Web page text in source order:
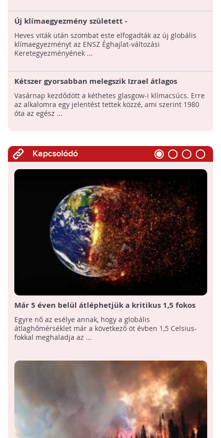
Új klímaegyezmény született -
Kompromisszumokkal
Heves viták után szombat este elfogadták az új globális
klímaegyezményt az ENSZ Éghajlat-változási
Keretegyezményének ...
Kétszer gyorsabban melegszik Izrael átlagos
hőmérséklete, mint más országoké
Vasárnap kezdődött a kéthetes glasgow-i klímacsúcs. Erre
az alkalomra egy jelentést tettek közzé, ami szerint 1980
óta az egész ...
Kapcsolódó
Már 5 éven belül átléphetjük a kritikus 1,5 fokos
felmelegedést!
Egyre nő az esélye annak, hogy a globális
átlaghőmérséklet már a következő öt évben 1,5 Celsius-
fokkal meghaladja az ...